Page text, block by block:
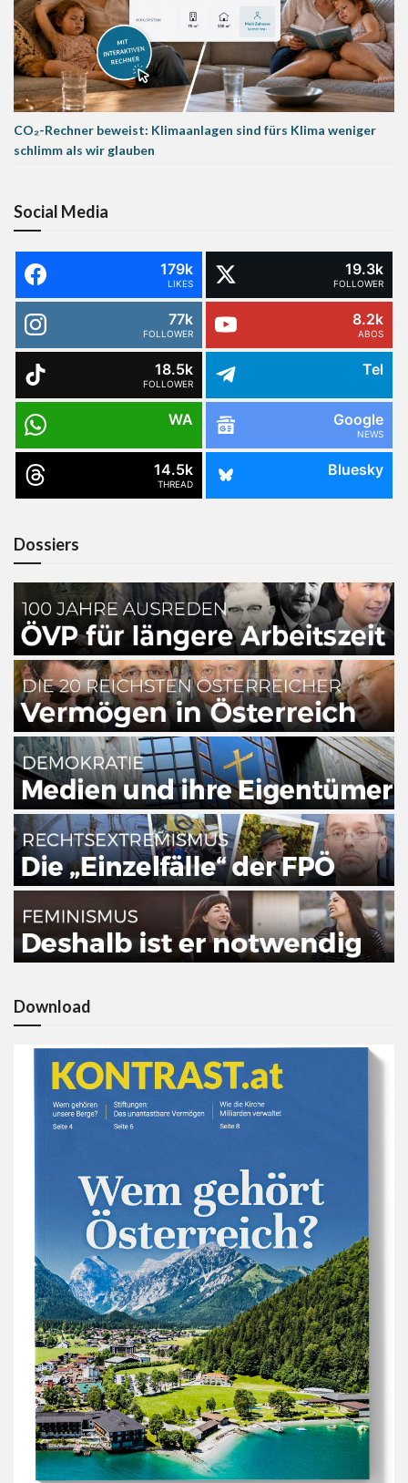
CO₂-Rechner beweist: Klimaanlagen sind fürs Klima weniger
schlimm als wir glauben
Social Media
179k
LIKES
19.3k
FOLLOWER
77k
FOLLOWER
8.2k
ABOS
18.5k
FOLLOWER
Tel
WA Google
NEWS
14.5k
THREAD
Bluesky
Dossiers
Download